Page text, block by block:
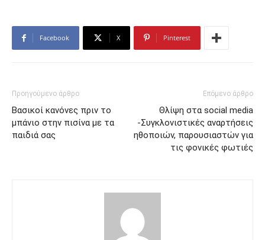
Facebook X Pinterest
Προηγούμενο άρθρο
Βασικοί κανόνες πριν το
μπάνιο στην πισίνα με τα
παιδιά σας
Επόμενο άρθρο
Θλίψη στα social media
-Συγκλονιστικές αναρτήσεις
ηθοποιών, παρουσιαστών για
τις φονικές φωτιές